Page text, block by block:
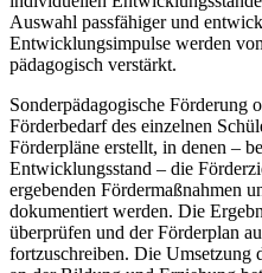
Auswahl passfähiger und
Entwicklungsimpulse werden
pädagogisch verstärkt.
Sonderpädagogische Förderung
Förderbedarf des einzelnen
Förderpläne erstellt, in denen –
Entwicklungsstand – die
ergebenden Fördermaßnahmen
dokumentiert werden. Die
überprüfen und der Förderplan
fortzuschreiben. Die Umsetzung